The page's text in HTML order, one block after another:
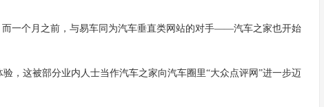
一个月之前，与易车同为汽车垂直类网站的对手——汽车之家也开始
这被部分业内人士当作汽车之家向汽车圈里“大众点评网”进一步迈